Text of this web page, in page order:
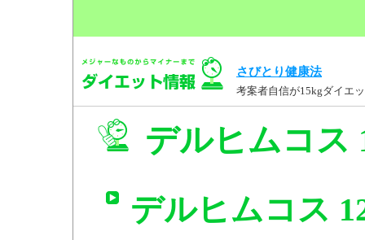
さびとり健康法
考案者自信が15kgダイエ
デルヒムコス
デルヒムコス